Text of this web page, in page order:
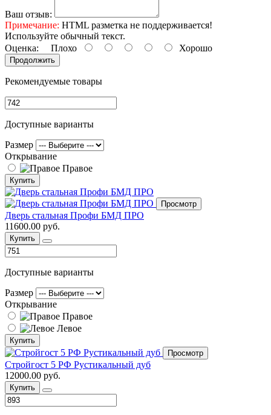
Ваш отзыв:
Примечание: HTML разметка не поддерживается!
Используйте обычный текст.
Оценка: Плохо Хорошо
Продолжить
Рекомендуемые товары
Доступные варианты
Размер
Открывание
Правое
Купить
Просмотр
Дверь стальная Профи БМД ПРО
11600.00 руб.
Купить
Доступные варианты
Размер
Открывание
Правое
Левое
Купить
Просмотр
Стройгост 5 РФ Рустикальный дуб
12000.00 руб.
Купить